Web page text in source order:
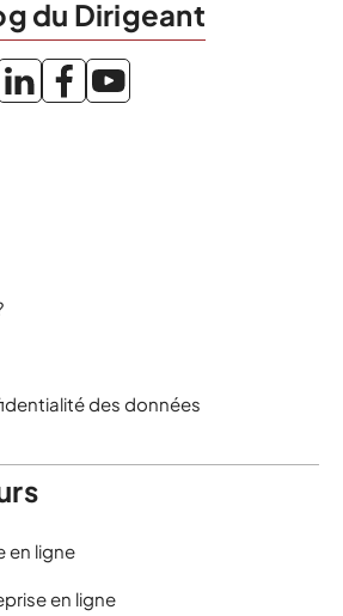
du Dirigeant
des données
en ligne
en ligne